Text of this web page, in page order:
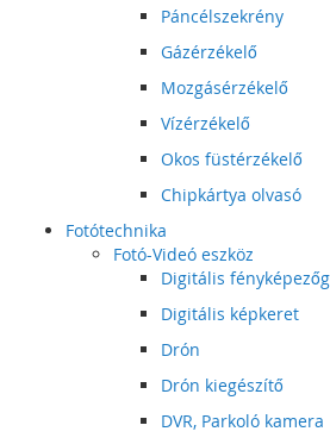
Páncélszekrény
Gázérzékelő
Mozgásérzékelő
Vízérzékelő
Okos füstérzékelő
Chipkártya olvasó
Fotótechnika
Fotó-Videó eszköz
Digitális
Digitális képkeret
Drón
Drón kiegészítő
DVR, Parkoló kamera